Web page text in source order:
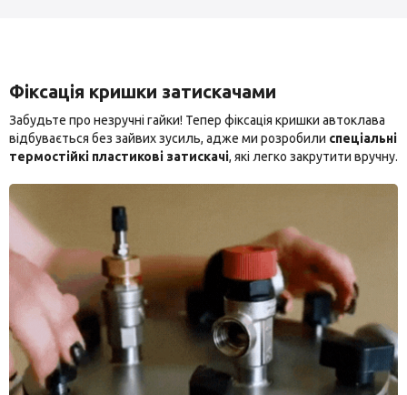
Фіксація кришки затискачами
Забудьте про незручні гайки! Тепер фіксація кришки автоклава
відбувається без зайвих зусиль, адже ми розробили спеціальні
термостійкі пластикові затискачі, які легко закрутити вручну.